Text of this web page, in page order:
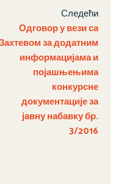
Следећи
Одговор у вези са
за додатним
информацијама и
појашњењима
конкурсне
документације за
јавну набавку бр.
3/2016